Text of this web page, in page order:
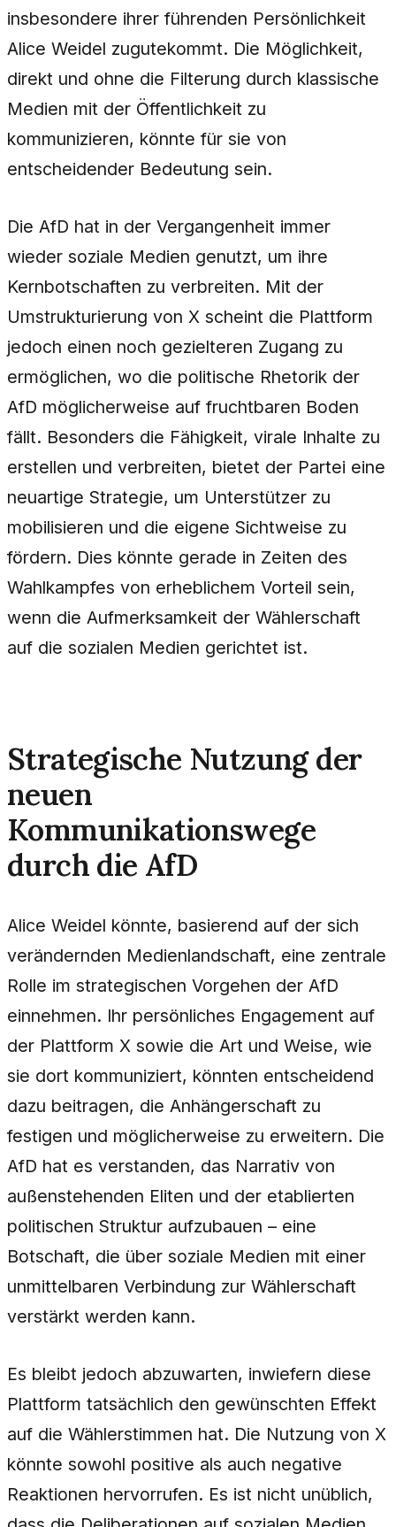
insbesondere ihrer führenden Persönlichkeit
Alice Weidel zugutekommt. Die Möglichkeit,
direkt und ohne die Filterung durch klassische
Medien mit der Öffentlichkeit zu
kommunizieren, könnte für sie von
entscheidender Bedeutung sein.
Die AfD hat in der Vergangenheit immer
wieder soziale Medien genutzt, um ihre
Kernbotschaften zu verbreiten. Mit der
Umstrukturierung von X scheint die Plattform
jedoch einen noch gezielteren Zugang zu
ermöglichen, wo die politische Rhetorik der
AfD möglicherweise auf fruchtbaren Boden
fällt. Besonders die Fähigkeit, virale Inhalte zu
erstellen und verbreiten, bietet der Partei eine
neuartige Strategie, um Unterstützer zu
mobilisieren und die eigene Sichtweise zu
fördern. Dies könnte gerade in Zeiten des
Wahlkampfes von erheblichem Vorteil sein,
wenn die Aufmerksamkeit der Wählerschaft
auf die sozialen Medien gerichtet ist.
Strategische Nutzung der
neuen
Kommunikationswege
durch die AfD
Alice Weidel könnte, basierend auf der sich
verändernden Medienlandschaft, eine zentrale
Rolle im strategischen Vorgehen der AfD
einnehmen. Ihr persönliches Engagement auf
der Plattform X sowie die Art und Weise, wie
sie dort kommuniziert, könnten entscheidend
dazu beitragen, die Anhängerschaft zu
festigen und möglicherweise zu erweitern. Die
AfD hat es verstanden, das Narrativ von
außenstehenden Eliten und der etablierten
politischen Struktur aufzubauen – eine
Botschaft, die über soziale Medien mit einer
unmittelbaren Verbindung zur Wählerschaft
verstärkt werden kann.
Es bleibt jedoch abzuwarten, inwiefern diese
Plattform tatsächlich den gewünschten Effekt
auf die Wählerstimmen hat. Die Nutzung von X
könnte sowohl positive als auch negative
Reaktionen hervorrufen. Es ist nicht unüblich,